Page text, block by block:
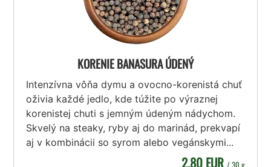
KORENIE BANASURA ÚDENÝ
Intenzívna vôňa dymu a ovocno-korenistá chuť
oživia každé jedlo, kde túžite po výraznej
korenistej chuti s jemným údeným nádychom.
Skvelý na steaky, ryby aj do marinád, prekvapí
aj v kombinácii so syrom alebo vegánskymi...
2,80 EUR / 30 g